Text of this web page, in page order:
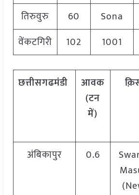
तिरुवुरु 60 Sona
वेंकटगिरी
102 1001
छत्तीसगढमंडी
आवक
(टन
में)
अंबिकापुर 0.6